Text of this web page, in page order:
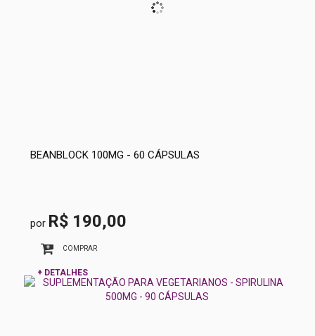
BEANBLOCK 100MG - 60 CÁPSULAS
por R$ 190,00
COMPRAR
+ DETALHES